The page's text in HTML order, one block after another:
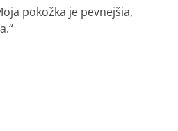
pokožka je pevnejšia,